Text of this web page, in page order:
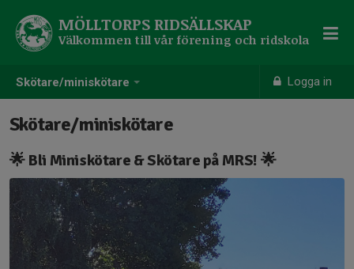
Skötare/miniskötare Logga in
MÖLLTORPS RIDSÄLLSKAP
Välkommen till vår förening och ridskola
Skötare/miniskötare
🌟 Bli Miniskötare & Skötare på MRS! 🌟